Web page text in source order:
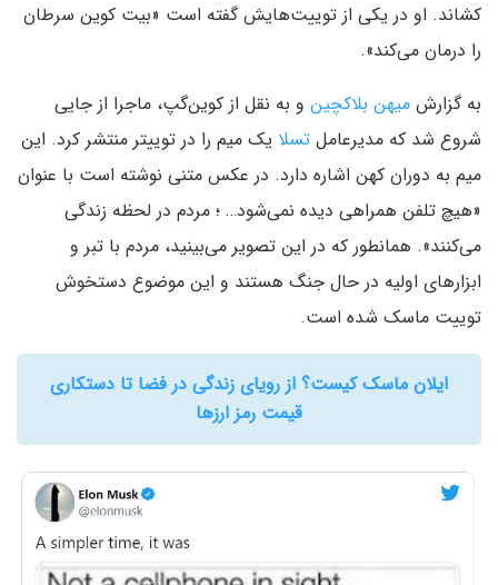
کشاند. او در یکی از توییت‌هایش گفته است «بیت کوین سرطان
را درمان می‌کند».
به گزارش میهن بلاکچین و به نقل از کوین‌گپ، ماجرا از جایی
شروع شد که مدیرعامل تسلا یک میم را در توییتر منتشر کرد. این
میم به دوران کهن اشاره دارد. در عکس متنی نوشته است با عنوان
«هیچ تلفن همراهی دیده نمی‌شود… ؛ مردم در لحظه زندگی
می‌کنند». همانطور که در این تصویر می‌بینید، مردم با تبر و
ابزارهای اولیه در حال جنگ هستند و این موضوع دستخوش
توییت ماسک شده است.
ایلان ماسک کیست؟ از رویای زندگی در فضا تا دستکاری
قیمت رمز ارزها